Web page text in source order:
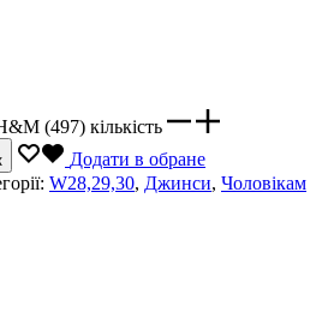
(497) кількість
Додати в обране
W28,29,30, Джинси, Чоловікам